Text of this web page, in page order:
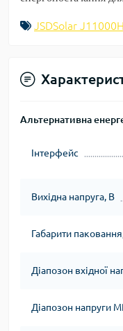
JSDSolar J11000H
Альтернативна
Інтерфейс
Вихідна напруга, В
Габарити
Діапозон вхідної
Діапозон напруги